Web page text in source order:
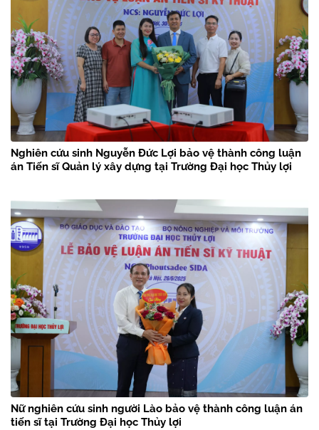
Nghiên cứu sinh Nguyễn Đức Lợi bảo vệ thành công luận
án Tiến sĩ Quản lý xây dựng tại Trường Đại học Thủy lợi
Nữ nghiên cứu sinh người Lào bảo vệ thành công luận án
tiến sĩ tại Trường Đại học Thủy lợi